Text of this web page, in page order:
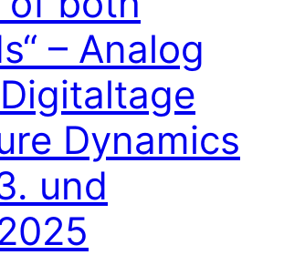
– Analog
Dynamics
und